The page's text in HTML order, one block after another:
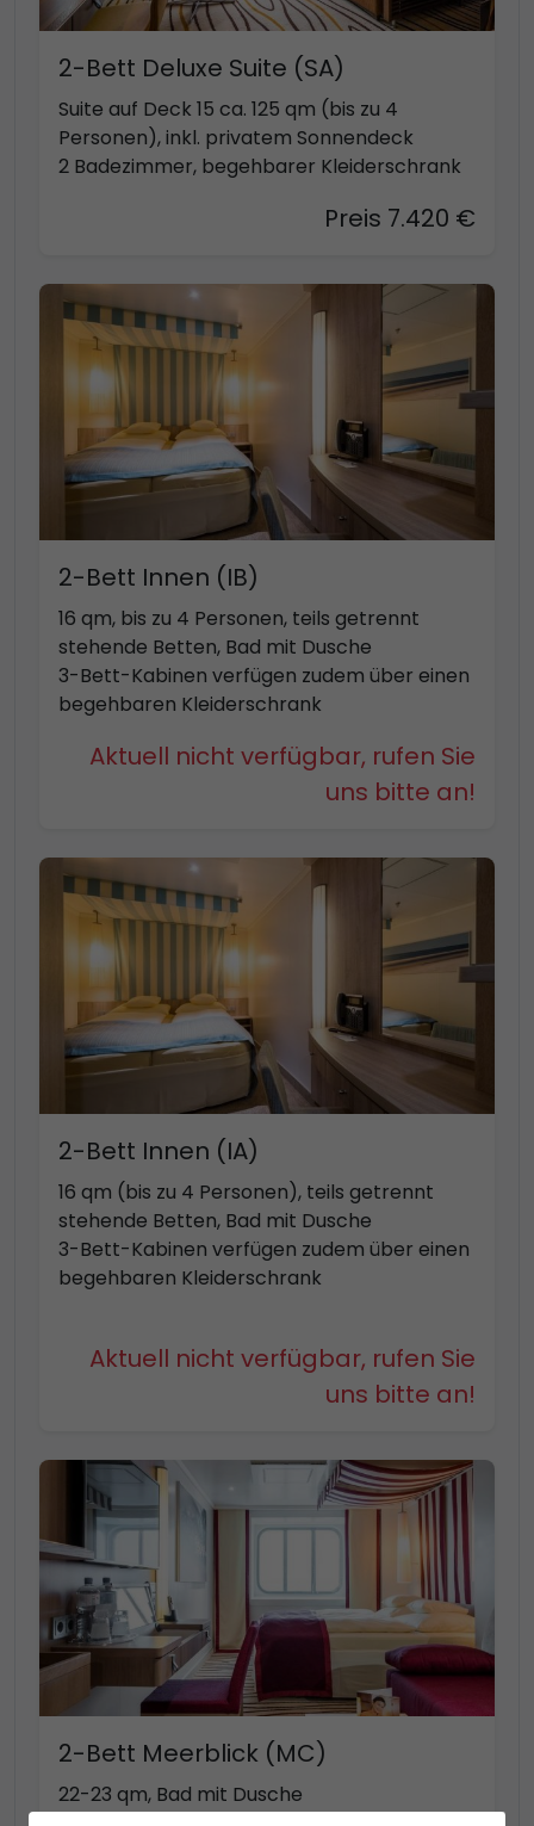
2-Bett Deluxe Suite (SA)
Suite auf Deck 15 ca. 125 qm (bis zu 4
Personen), inkl. privatem Sonnendeck
2 Badezimmer, begehbarer Kleiderschrank
Preis 7.420 €
2-Bett Innen (IB)
16 qm, bis zu 4 Personen, teils getrennt
stehende Betten, Bad mit Dusche
3-Bett-Kabinen verfügen zudem über einen
begehbaren Kleiderschrank
Aktuell nicht verfügbar, rufen Sie
uns bitte an!
2-Bett Innen (IA)
16 qm (bis zu 4 Personen), teils getrennt
stehende Betten, Bad mit Dusche
3-Bett-Kabinen verfügen zudem über einen
begehbaren Kleiderschrank
Aktuell nicht verfügbar, rufen Sie
uns bitte an!
2-Bett Meerblick (MC)
22-23 qm, Bad mit Dusche